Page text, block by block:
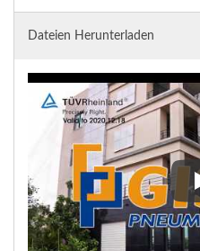
Dateien Herunterladen